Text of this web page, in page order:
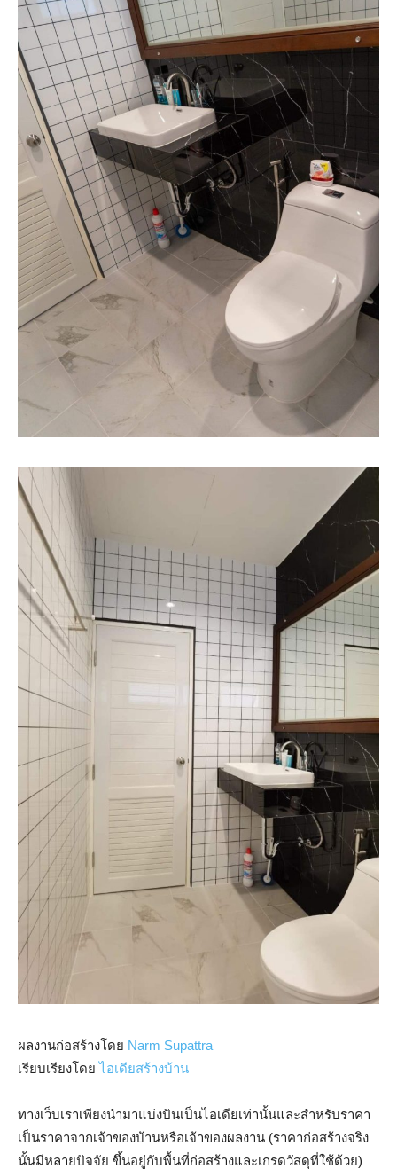
ผลงานก่อสร้างโดย Narm Supattra
เรียบเรียงโดยไอเดียสร้างบ้าน
ทางเว็บเราเพียงนำมาแบ่งปันเป็นไอเดียเท่านั้นและสำหรับราคา
เป็นราคาจากเจ้าของบ้านหรือเจ้าของผลงาน (ราคาก่อสร้างจริง
นั้นมีหลายปัจจัย ขึ้นอยู่กับพื้นที่ก่อสร้างและเกรดวัสดุที่ใช้ด้วย)